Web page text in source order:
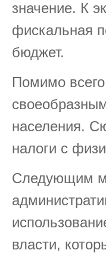
значение. К
фискальная
бюджет.
Помимо
населения.
налоги с
Следующим
власти,